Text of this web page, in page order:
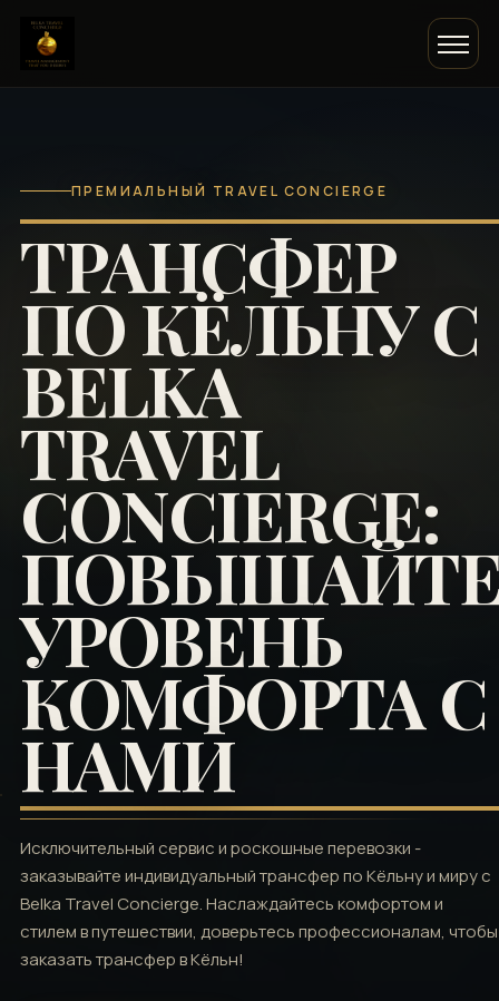
ПРЕМИАЛЬНЫЙ TRAVEL CONCIERGE
ТРАНСФЕР
ПО КЁЛЬНУ С
BELKA
TRAVEL
CONCIERGE:
УРОВЕНЬ
КОМФОРТА С
НАМИ
Исключительный сервис и роскошные перевозки -
заказывайте индивидуальный трансфер по Кёльну и миру с
Belka Travel Concierge. Наслаждайтесь комфортом и
стилем в путешествии, доверьтесь профессионалам, чтобы
заказать трансфер в Кёльн!